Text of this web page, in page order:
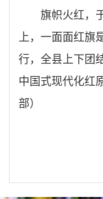
旗帜火红，
上，一面面红旗
行，全县上下团
中国式现代化红
部）